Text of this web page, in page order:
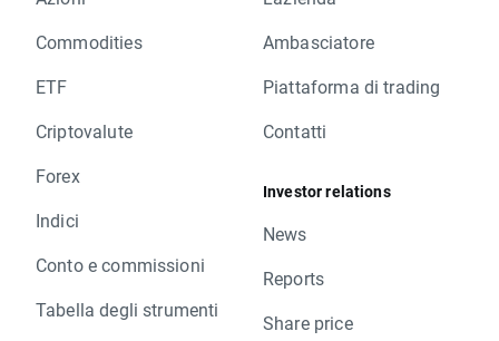
Commodities
ETF
Criptovalute
Forex
Indici
Conto e commissioni
Tabella degli strumenti
Ambasciatore
Piattaforma di trading
Contatti
Investor relations
News
Reports
Share price